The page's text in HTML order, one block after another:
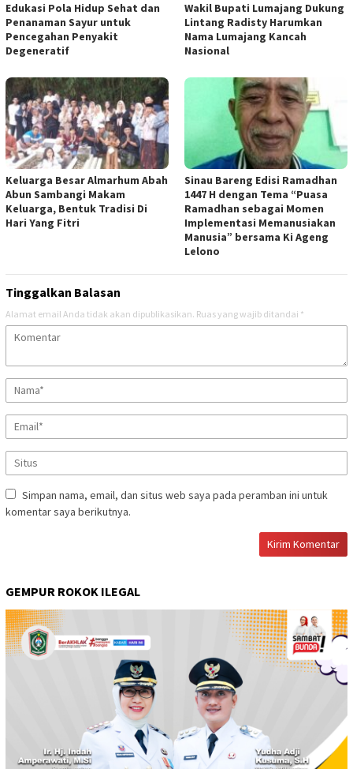
Edukasi Pola Hidup Sehat dan
Penanaman Sayur untuk
Pencegahan Penyakit
Degeneratif
Wakil Bupati Lumajang Dukung
Lintang Radisty Harumkan
Nama Lumajang Kancah
Nasional
Keluarga Besar Almarhum Abah
Abun Sambangi Makam
Keluarga, Bentuk Tradisi Di
Hari Yang Fitri
Sinau Bareng Edisi Ramadhan
1447 H dengan Tema “Puasa
Ramadhan sebagai Momen
Implementasi Memanusiakan
Manusia” bersama Ki Ageng
Lelono
Tinggalkan Balasan
Alamat email Anda tidak akan dipublikasikan. Ruas yang wajib ditandai *
Simpan nama, email, dan situs web saya pada peramban ini untuk
komentar saya berikutnya.
GEMPUR ROKOK ILEGAL